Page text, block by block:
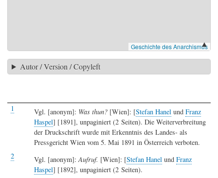
▲
Autor / Version / Copyleft
1 Vgl. [anonym]: Was thun? [Wien]: [Stefan Hanel undFranz
Haspel] [1891], unpaginiert (2 Seiten). Die Weiterverbreitung
der Druckschrift wurde mit Erkenntnis des Landes- als
Pressgericht Wien vom 5. Mai 1891 in Österreich verboten.
2
Vgl. [anonym]:Aufruf. [Wien]: [Stefan Hanel undFranz
Haspel] [1892], unpaginiert (2 Seiten).